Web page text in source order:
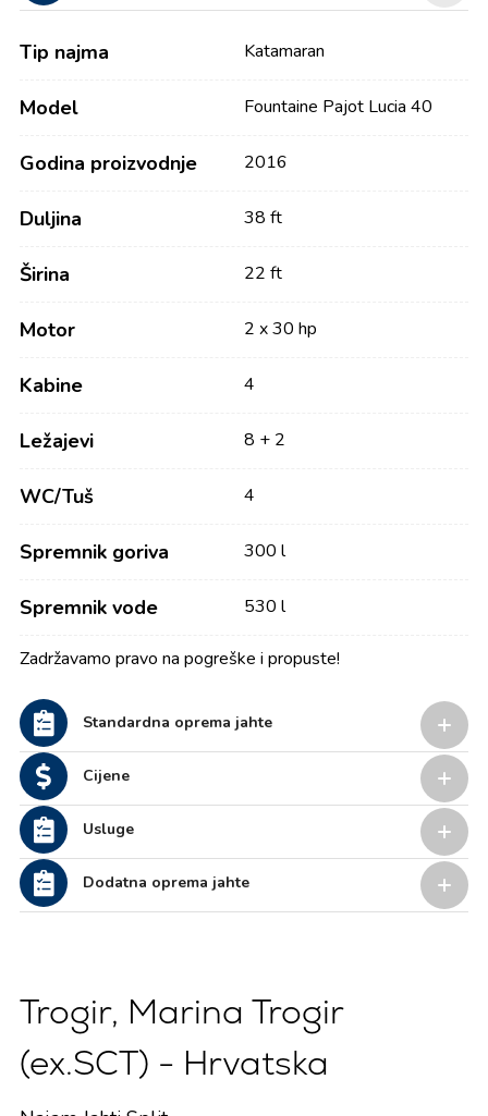
Tip najma Katamaran
Model Fountaine Pajot Lucia 40
Godina proizvodnje 2016
Duljina 38 ft
Širina 22 ft
Motor 2 x 30 hp
Kabine 4
Ležajevi 8 + 2
WC/Tuš 4
Spremnik goriva 300 l
Spremnik vode 530 l
Zadržavamo pravo na pogreške i propuste!
Standardna oprema jahte
Cijene
Usluge
Dodatna oprema jahte
Trogir, Marina Trogir
(ex.SCT) - Hrvatska